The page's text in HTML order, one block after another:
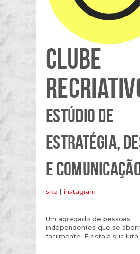
CLUBE
ESTÚDIO DE
ESTRATÉGIA,
E
site | instagram
Um agregado de pessoas
independentes que se
facilmente. É esta a sua luta